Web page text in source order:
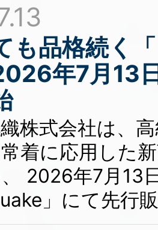
も品格続く
年7月13
株式会社は、
着に応用した
2026年7月13
」にて先行